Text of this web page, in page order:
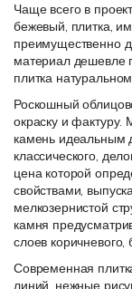
Чаще всего в
бежевый, плитка,
преимущественно
материал дешевле
плитка
Роскошный
окраску и фактуру.
камень идеальным
классического,
цена которой
свойствами,
мелкозернистой
камня
слоев коричневого,
Современная
линий, нежные